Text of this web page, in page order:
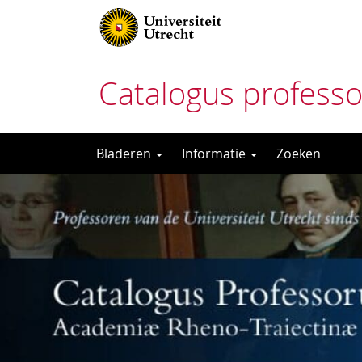
Catalogus
naar
het
inhoud
Bladeren Informatie Zoeken